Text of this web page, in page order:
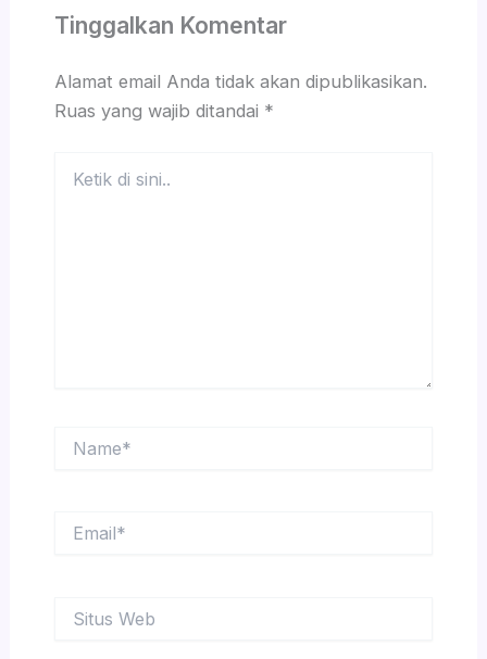
Tinggalkan Komentar
Alamat email Anda tidak akan dipublikasikan.
Ruas yang wajib ditandai *
Web